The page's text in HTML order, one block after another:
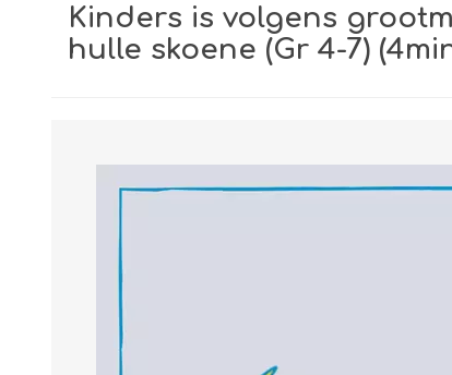
NIE
Kinders is volgens
hulle skoene (Gr 4-7)